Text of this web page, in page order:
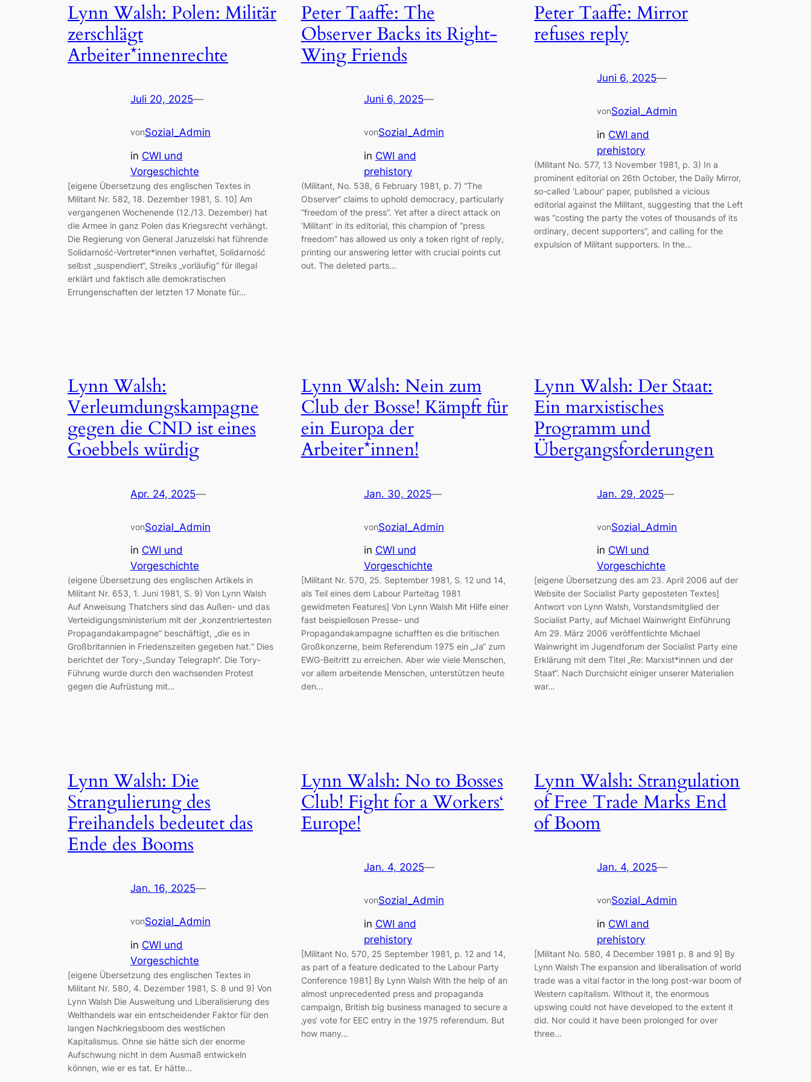
Lynn Walsh: Polen: Militär
zerschlägt
Arbeiter*innenrechte
Juli 20, 2025—
vonSozial_Admin
in CWI und
Vorgeschichte
[eigene Übersetzung des englischen Textes in
Militant Nr. 582, 18. Dezember 1981, S. 10] Am
vergangenen Wochenende (12./13. Dezember) hat
die Armee in ganz Polen das Kriegsrecht verhängt.
Die Regierung von General Jaruzelski hat führende
Solidarność-Vertreter*innen verhaftet, Solidarność
selbst „suspendiert“, Streiks „vorläufig“ für illegal
erklärt und faktisch alle demokratischen
Errungenschaften der letzten 17 Monate für…
Peter Taaffe: The
Observer Backs its Right-
Wing Friends
Juni 6, 2025—
vonSozial_Admin
in CWI and
prehistory
(Militant, No. 538, 6 February 1981, p. 7) “The
Observer” claims to uphold democracy, particularly
“freedom of the press”. Yet after a direct attack on
‘Militant’ in its editorial, this champion of “press
freedom” has allowed us only a token right of reply,
printing our answering letter with crucial points cut
out. The deleted parts…
Peter Taaffe: Mirror
refuses reply
Juni 6, 2025—
vonSozial_Admin
in CWI and
prehistory
(Militant No. 577, 13 November 1981, p. 3) In a
prominent editorial on 26th October, the Daily Mirror,
so-called ‘Labour’ paper, published a vicious
editorial against the Militant, suggesting that the Left
was “costing the party the votes of thousands of its
ordinary, decent supporters”, and calling for the
expulsion of Militant supporters. In the…
Lynn Walsh:
Verleumdungskampagne
gegen die CND ist eines
Goebbels würdig
Apr. 24, 2025—
vonSozial_Admin
in CWI und
Vorgeschichte
(eigene Übersetzung des englischen Artikels in
Militant Nr. 653, 1. Juni 1981, S. 9) Von Lynn Walsh
Auf Anweisung Thatchers sind das Außen- und das
Verteidigungsministerium mit der „konzentriertesten
Propagandakampagne“ beschäftigt, „die es in
Großbritannien in Friedenszeiten gegeben hat.“ Dies
berichtet der Tory-„Sunday Telegraph“. Die Tory-
Führung wurde durch den wachsenden Protest
gegen die Aufrüstung mit…
Lynn Walsh: Nein zum
Club der Bosse! Kämpft für
ein Europa der
Arbeiter*innen!
Jan. 30, 2025—
vonSozial_Admin
in CWI und
Vorgeschichte
[Militant Nr. 570, 25. September 1981, S. 12 und 14,
als Teil eines dem Labour Parteitag 1981
gewidmeten Features] Von Lynn Walsh Mit Hilfe einer
fast beispiellosen Presse- und
Propagandakampagne schafften es die britischen
Großkonzerne, beim Referendum 1975 ein „Ja“ zum
EWG-Beitritt zu erreichen. Aber wie viele Menschen,
vor allem arbeitende Menschen, unterstützen heute
den…
Lynn Walsh: Der Staat:
Ein marxistisches
Programm und
Übergangsforderungen
Jan. 29, 2025—
vonSozial_Admin
in CWI und
Vorgeschichte
[eigene Übersetzung des am 23. April 2006 auf der
Website der Socialist Party geposteten Textes]
Antwort von Lynn Walsh, Vorstandsmitglied der
Socialist Party, auf Michael Wainwright Einführung
Am 29. März 2006 veröffentlichte Michael
Wainwright im Jugendforum der Socialist Party eine
Erklärung mit dem Titel „Re: Marxist*innen und der
Staat“. Nach Durchsicht einiger unserer Materialien
war…
Lynn Walsh: Die
Strangulierung des
Freihandels bedeutet das
Ende des Booms
Jan. 16, 2025—
vonSozial_Admin
in CWI und
Vorgeschichte
[eigene Übersetzung des englischen Textes in
Militant Nr. 580, 4. Dezember 1981, S. 8 und 9) Von
Lynn Walsh Die Ausweitung und Liberalisierung des
Welthandels war ein entscheidender Faktor für den
langen Nachkriegsboom des westlichen
Kapitalismus. Ohne sie hätte sich der enorme
Aufschwung nicht in dem Ausmaß entwickeln
können, wie er es tat. Er hätte…
Lynn Walsh: No to Bosses
Club! Fight for a Workers‘
Europe!
Jan. 4, 2025—
vonSozial_Admin
in CWI and
prehistory
[Militant No. 570, 25 September 1981, p. 12 and 14,
as part of a feature dedicated to the Labour Party
Conference 1981] By Lynn Walsh With the help of an
almost unprecedented press and propaganda
campaign, British big business managed to secure a
‚yes‘ vote for EEC entry in the 1975 referendum. But
how many…
Lynn Walsh: Strangulation
of Free Trade Marks End
of Boom
Jan. 4, 2025—
vonSozial_Admin
in CWI and
prehistory
[Militant No. 580, 4 December 1981 p. 8 and 9] By
Lynn Walsh The expansion and liberalisation of world
trade was a vital factor in the long post-war boom of
Western capitalism. Without it, the enormous
upswing could not have developed to the extent it
did. Nor could it have been prolonged for over
three…